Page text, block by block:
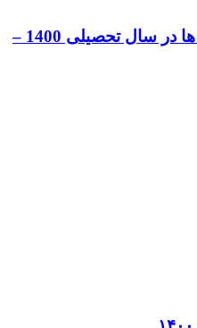
بازگشایی مدارس و دانشگاه ها در سال تحصیلی 1400 –